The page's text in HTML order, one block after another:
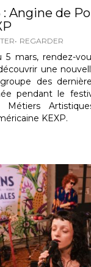
: Angine de
REGARDER
5 mars, rendez-
une
des
pendant le
Métiers
KEXP.